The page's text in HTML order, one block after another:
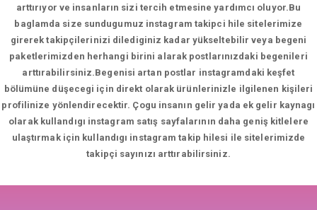
arttırıyor ve insanların sizi tercih etmesine yardımcı oluyor.Bu
baglamda size sundugumuz instagram takipci hile sitelerimize
girerek takipçilerinizi dilediginiz kadar yükseltebilir veya begeni
paketlerimizden herhangi birini alarak postlarınızdaki begenileri
arttırabilirsiniz.Begenisi artan postlar instagramdaki keşfet
bölümüne düşecegi için direkt olarak ürünlerinizle ilgilenen kişileri
profilinize yönlendirecektir. Çogu insanın gelir yada ek gelir kaynagı
olarak kullandıgı instagram satış sayfalarının daha geniş kitlelere
ulaştırmak için kullandıgı instagram takip hilesi ile sitelerimizde
takipçi sayınızı arttırabilirsiniz.